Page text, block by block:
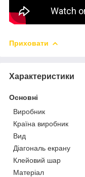
Приховати
Характеристики
Основні
Виробник
Країна виробник
Вид
Діагональ екрану
Клейовий шар
Матеріал